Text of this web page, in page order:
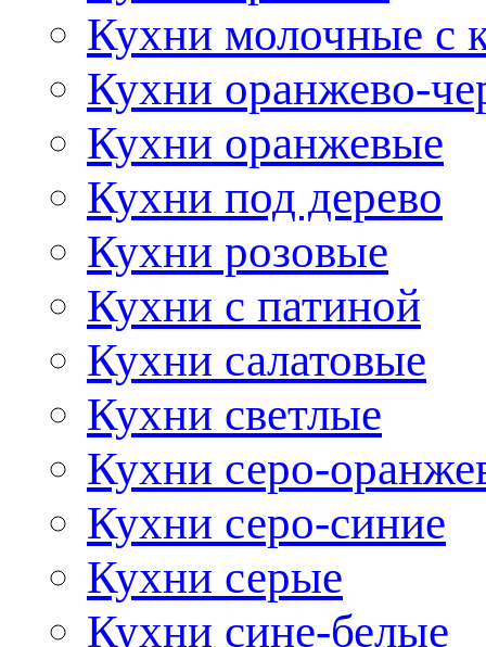
Кухни молочные с
Кухни оранжево-
Кухни оранжевые
Кухни под дерево
Кухни розовые
Кухни с патиной
Кухни салатовые
Кухни светлые
Кухни серо-
Кухни серо-синие
Кухни серые
Кухни сине-белые